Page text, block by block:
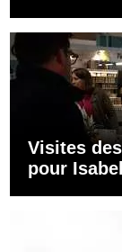
Visites
pour